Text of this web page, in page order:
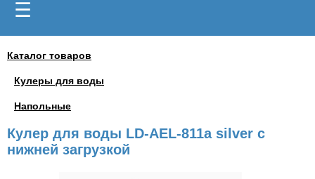
☰
Каталог товаров
Кулеры для воды
Напольные
Кулер для воды LD-AEL-811a silver с
нижней загрузкой